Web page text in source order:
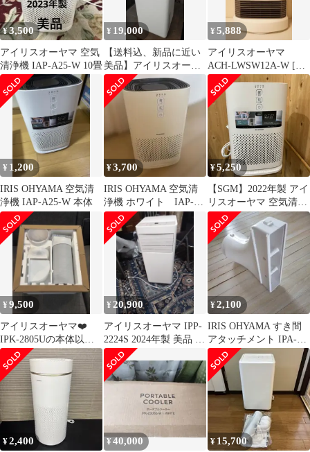
¥3,500
アイリスオーヤマ 空気
清浄機 IAP-A25-W 10畳
¥ 19,000
【送料込、新品に近い
美品】アイリスオーヤ
マ IPP-2224S 2024年
製
¥5,888
アイリスオーヤマ
ACH-LWSW12A-W [ホ
ワイト]
¥ 1,200
IRIS OHYAMA 空気清
浄機 IAP-A25-W 本体
¥3,700
IRIS OHYAMA 空気清
浄機 ホワイト IAP-
A25ーW
¥5,250
【SGM】2022年製 アイ
リスオーヤマ 空気清浄
機 IAP‐A25‐W
¥9,500
アイリスオーヤマ❤️
IPK-2805Uの本体以外
の付属品フルセットで
す❤️
¥ 20,900
アイリスオーヤマ IPP-
2224S 2024年製 美品 ワ
ンシーズン使用
¥2,100
IRIS OHYAMA すき間
アタッチメント IPA-
SA25
¥2,400 ¥40,000 ¥ 15,700